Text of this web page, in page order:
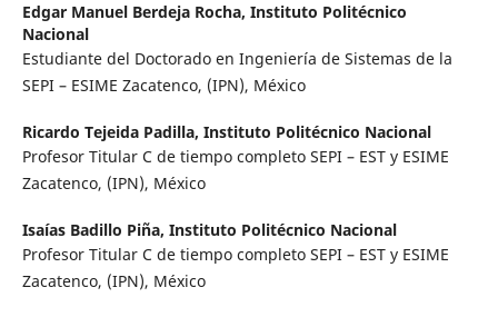
Edgar Manuel Berdeja Rocha, Instituto Politécnico
Nacional
Estudiante del Doctorado en Ingeniería de Sistemas de la
SEPI – ESIME Zacatenco, (IPN), México
Ricardo Tejeida Padilla, Instituto Politécnico Nacional
Profesor Titular C de tiempo completo SEPI – EST y ESIME
Zacatenco, (IPN), México
Isaías Badillo Piña, Instituto Politécnico Nacional
Profesor Titular C de tiempo completo SEPI – EST y ESIME
Zacatenco, (IPN), México